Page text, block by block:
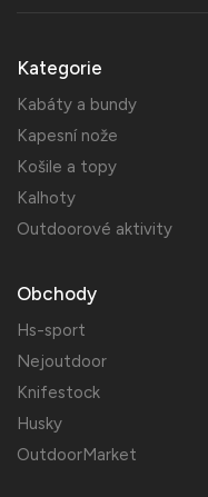
Kategorie
Kabáty a bundy
Kapesní nože
Košile a topy
Kalhoty
Outdoorové aktivity
Obchody
Hs-sport
Nejoutdoor
Knifestock
Husky
OutdoorMarket